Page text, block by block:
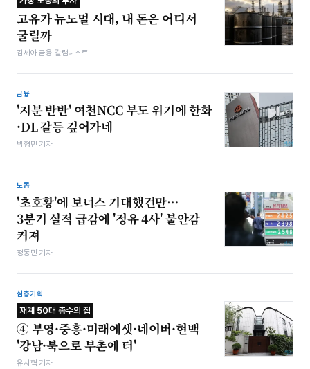
고유가 뉴노멀 시대, 내 돈은 어디서
굴릴까
김세아 금융 칼럼니스트
금융
'지분 반반' 여천NCC 부도 위기에 한화
·DL 갈등 깊어가네
박형민 기자
노동
'초호황'에 보너스 기대했건만…
3분기 실적 급감에 '정유 4사' 불안감
커져
정동민 기자
심층기획
재계 50대 총수의 집
④ 부영·중흥·미래에셋·네이버·현백
'강남·북으로 부촌에 터'
유시혁 기자